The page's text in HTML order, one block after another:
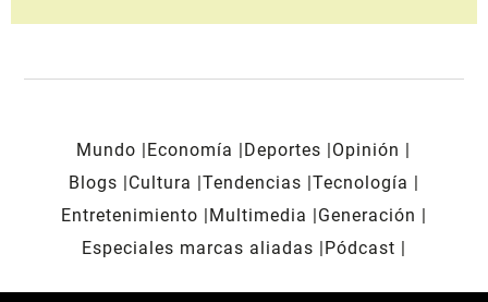
Mundo Economía Deportes
Opinión
Blogs
Cultura Tendencias Tecnología
Entretenimiento
Multimedia
Generación
Especiales marcas aliadas
Pódcast